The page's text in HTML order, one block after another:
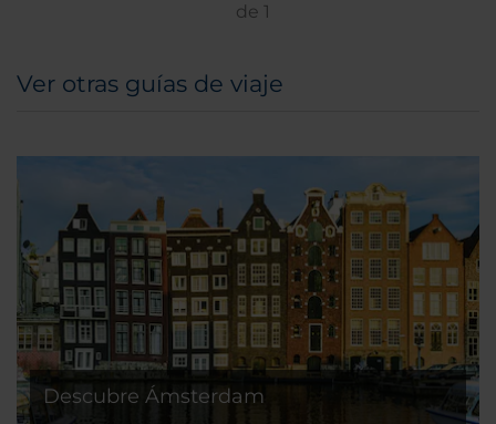
de 1
Ver otras guías de viaje
Descubre Ámsterdam